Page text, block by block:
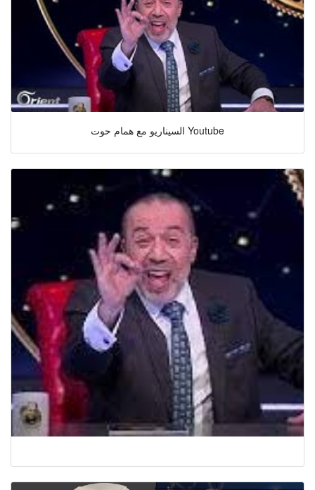
السيناريو مع همام حوت Youtube